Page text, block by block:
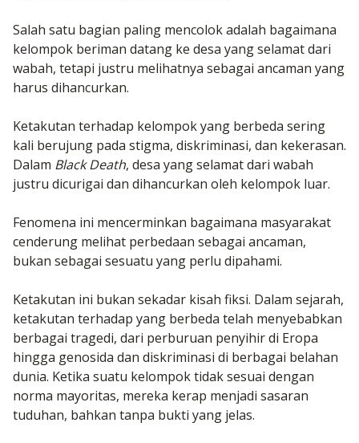
Salah satu bagian paling mencolok adalah bagaimana
kelompok beriman datang ke desa yang selamat dari
wabah, tetapi justru melihatnya sebagai ancaman yang
harus dihancurkan.
Ketakutan terhadap kelompok yang berbeda sering
kali berujung pada stigma, diskriminasi, dan kekerasan.
Dalam Black Death, desa yang selamat dari wabah
justru dicurigai dan dihancurkan oleh kelompok luar.
Fenomena ini mencerminkan bagaimana masyarakat
cenderung melihat perbedaan sebagai ancaman,
bukan sebagai sesuatu yang perlu dipahami.
Ketakutan ini bukan sekadar kisah fiksi. Dalam sejarah,
ketakutan terhadap yang berbeda telah menyebabkan
berbagai tragedi, dari perburuan penyihir di Eropa
hingga genosida dan diskriminasi di berbagai belahan
dunia. Ketika suatu kelompok tidak sesuai dengan
norma mayoritas, mereka kerap menjadi sasaran
tuduhan, bahkan tanpa bukti yang jelas.